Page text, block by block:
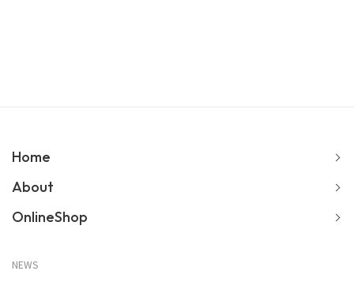
Home
About
OnlineShop
NEWS